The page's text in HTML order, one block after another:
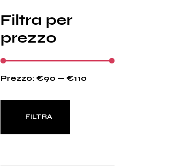
Filtra per
prezzo
Prezzo
Prezzo
FILTRA
Prezzo: €90 — €110